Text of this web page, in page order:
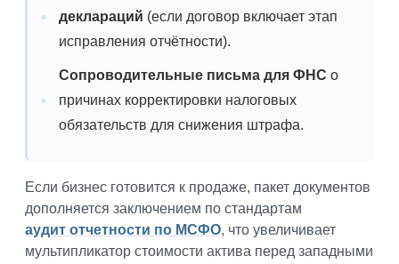
деклараций (если договор включает этап
исправления отчётности).
Сопроводительные письма для ФНС о
причинах корректировки налоговых
обязательств для снижения штрафа.
Если бизнес готовится к продаже, пакет документов
дополняется заключением по стандартам
аудит отчетности по МСФО, что увеличивает
мультипликатор стоимости актива перед западными